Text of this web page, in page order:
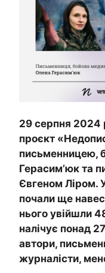
29 серпня 2024
проєкт
письменницею,
Герасим’юк та
Євгеном Ліром.
почали ще
нього увійшли
налічує понад
автори,
журналісти,